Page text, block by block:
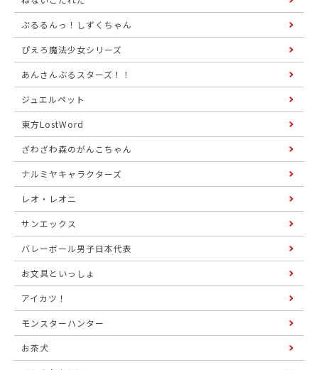
ぷるるんっ！しずくちゃん
ぴえろ魔法少女シリーズ
あんさんぶるスターズ！！
ジュエルペット
東方LostWord
ざわざわ森のがんこちゃん
ナルミヤキャラクターズ
レオ・レオニ
サンエックス
バレーボール男子日本代表
お文具といっしょ
アイカツ！
モンスターハンター
お茶犬